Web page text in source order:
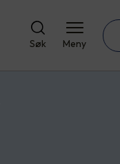
Søk Meny